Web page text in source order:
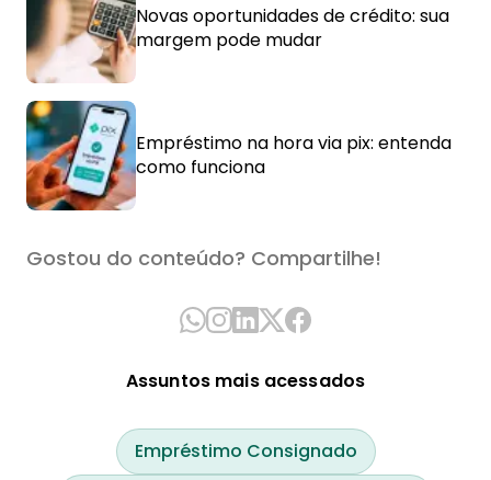
Novas oportunidades de crédito: sua
margem pode mudar
Empréstimo na hora via pix: entenda
como funciona
Gostou do conteúdo? Compartilhe!
Assuntos mais acessados
Empréstimo Consignado